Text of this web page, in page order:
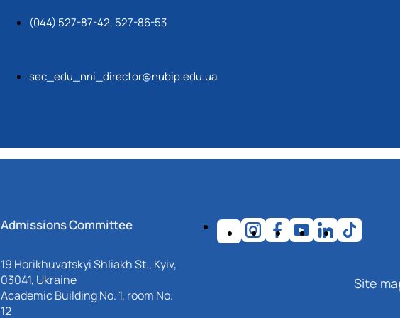
(044) 527-87-42, 527-86-53
sec_edu_nni_director@nubip.edu.ua
Admissions Committee
19 Horikhuvatskyi Shliakh St., Kyiv,
03041, Ukraine
Academic Building No. 1, room No.
12
Site